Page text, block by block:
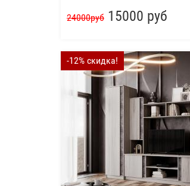
24000руб 15000 руб
-12% скидка!